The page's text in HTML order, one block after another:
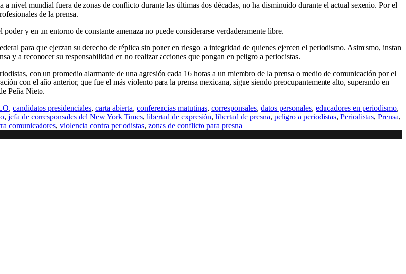
nivel mundial fuera de zonas de conflicto durante las últimas dos décadas, no ha disminuido durante el actual sexenio. Por el
de la prensa.
y en un entorno de constante amenaza no puede considerarse verdaderamente libre.
para que ejerzan su derecho de réplica sin poner en riesgo la integridad de quienes ejercen el periodismo. Asimismo, instan
y a reconocer su responsabilidad en no realizar acciones que pongan en peligro a periodistas.
con un promedio alarmante de una agresión cada 16 horas a un miembro de la prensa o medio de comunicación por el
con el año anterior, que fue el más violento para la prensa mexicana, sigue siendo preocupantemente alto, superando en
Peña Nieto.
, candidatos presidenciales, carta abierta, conferencias matutinas, corresponsales, datos personales, educadores en periodismo,
, jefa de corresponsales del New York Times, libertad de expresión, libertad de presna, peligro a periodistas, Periodistas, Prensa,
comunicadores, violencia contra periodistas, zonas de conflicto para presna